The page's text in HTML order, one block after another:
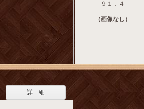
９１．４
（画像なし）
詳 細